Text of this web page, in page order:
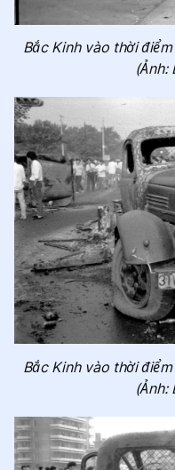
Bắc Kinh vào thời
(Ảnh:
Bắc Kinh vào thời
(Ảnh: